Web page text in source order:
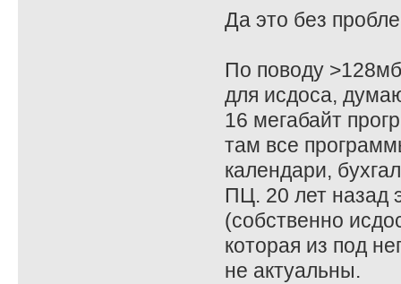
Да это без
По поводу
для исдоса,
16 мегабайт
там все
календари,
ПЦ. 20 лет назад
(собственно
которая из под
не актуальны.